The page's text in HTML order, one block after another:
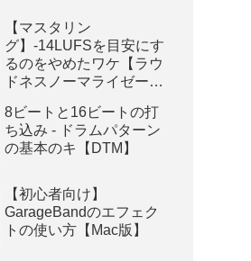
【マスタリン
グ】-14LUFSを目安にす
るのをやめたワケ【ラウ
ドネスノーマライゼーシ
8ビートと16ビートの打
ち込み - ドラムパターン
の基本のキ【DTM】
【初心者向け】
GarageBandのエフェク
トの使い方【Mac版】